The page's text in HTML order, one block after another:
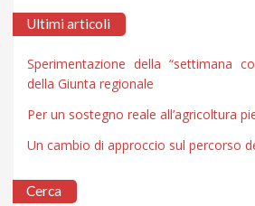
Ultimi articoli
Sperimentazione della “settimana
della Giunta regionale
Per un sostegno reale all’agricoltura
Un cambio di approccio sul percorso
Cerca